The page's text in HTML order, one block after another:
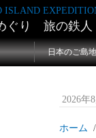
ISLAND
ぐり 旅の鉄
日本のご島
2026年
ホーム